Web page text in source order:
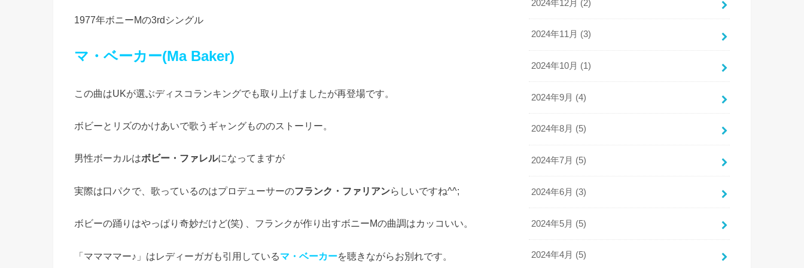
1977年ボニーMの3rdシングル
マ・ベーカー(Ma Baker)
この曲はUKが選ぶディスコランキングでも取り上げましたが再登場です。
ボビーとリズのかけあいで歌うギャングもののストーリー。
男性ボーカルはボビー・ファレルになってますが
実際は口パクで、歌っているのはプロデューサーのフランク・ファリアンらしいですね^^;
ボビーの踊りはやっぱり奇妙だけど(笑) 、フランクが作り出すボニーMの曲調はカッコいい。
「ママママー♪」はレディーガガも引用しているマ・ベーカーを聴きながらお別れです。
2024年12月 (2)
2024年11月 (3)
2024年10月 (1)
2024年9月 (4)
2024年8月 (5)
2024年7月 (5)
2024年6月 (3)
2024年5月 (5)
2024年4月 (5)